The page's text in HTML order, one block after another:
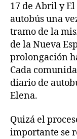
17 de Abril y
autobús una
tramo de la
de la Nueva
prolongación
Cada
diario de
Elena.
Quizá el
importante se